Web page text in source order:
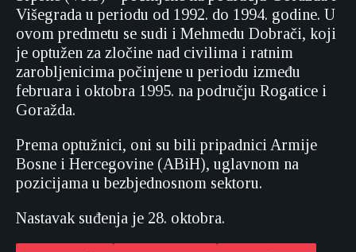
Višegrada u periodu od 1992. do 1994. godine. U
ovom predmetu se sudi i Mehmedu Dobrači, koji
je optužen za zločine nad civilima i ratnim
zarobljenicima počinjene u periodu između
februara i oktobra 1995. na području Rogatice i
Goražda.
Prema optužnici, oni su bili pripadnici Armije
Bosne i Hercegovine (ABiH), uglavnom na
pozicijama u bezbjednosnom sektoru.
Nastavak suđenja je 28. oktobra.